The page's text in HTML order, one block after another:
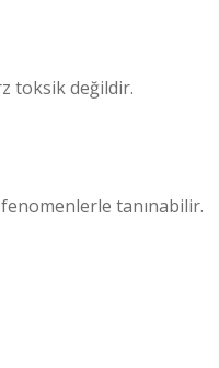
toksik değildir.
tanınabilir.